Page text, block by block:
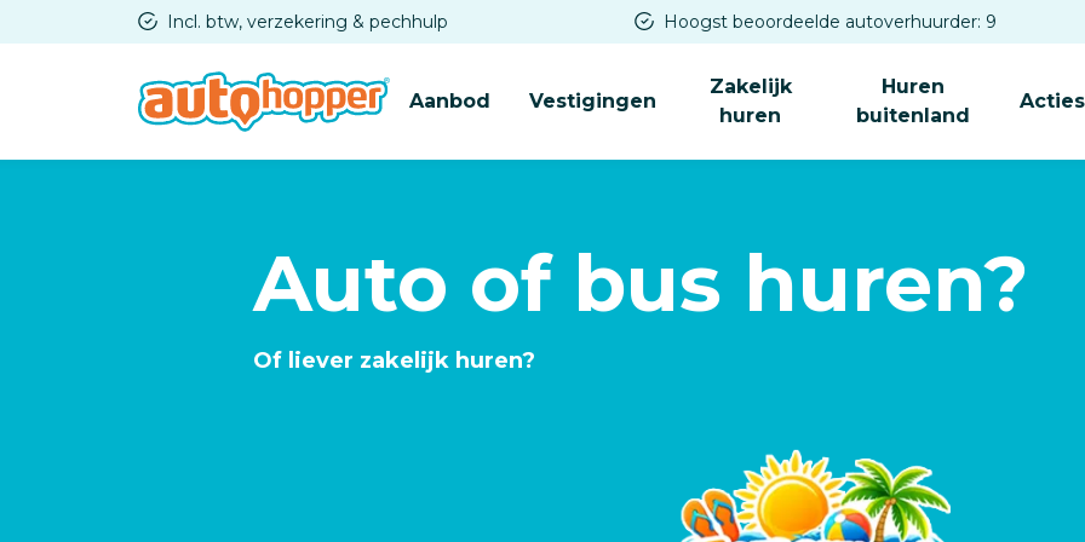
inhoud
Incl. btw, verzekering & pechhulp Hoogst beoordeelde autoverhuurder: 9
Aanbod Vestigingen
Zakelijk
huren
Huren
buitenland
Acties
Auto of bus huren?
Of liever zakelijk huren?